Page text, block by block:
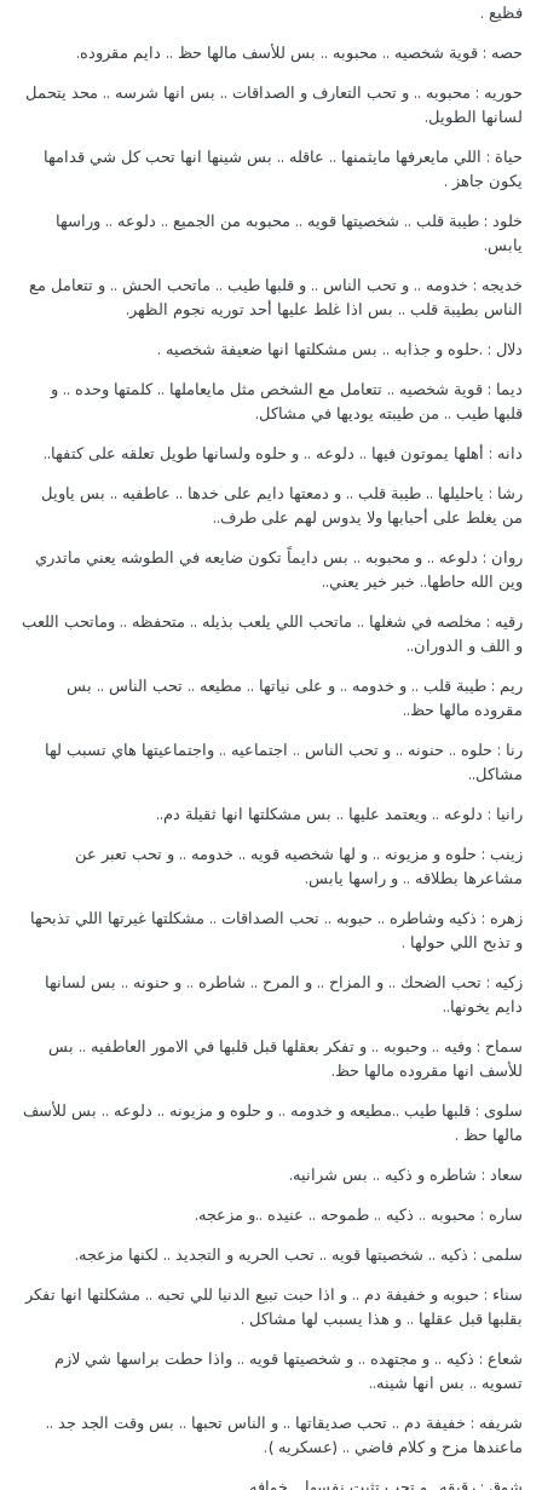
فظيع .
حصه : قوية شخصيه .. محبوبه .. بس للأسف مالها حظ .. دايم مقروده.
حوريه : محبوبه .. و تحب التعارف و الصداقات .. بس انها شرسه .. محد يتحمل
لسانها الطويل.
حياة : اللي مايعرفها مايثمنها .. عاقله .. بس شينها انها تحب كل شي قدامها
يكون جاهز .
خلود : طيبة قلب .. شخصيتها قويه .. محبوبه من الجميع .. دلوعه .. وراسها
يابس.
خديجه : خدومه .. و تحب الناس .. و قلبها طيب .. ماتحب الحش .. و تتعامل مع
الناس بطيبة قلب .. بس اذا غلط عليها أحد توريه نجوم الظهر.
دلال : .حلوه و جذابه .. بس مشكلتها انها ضعيفة شخصيه .
ديما : قوية شخصيه .. تتعامل مع الشخص مثل مايعاملها .. كلمتها وحده .. و
قلبها طيب .. من طيبته يوديها في مشاكل.
دانه : أهلها يموتون فيها .. دلوعه .. و حلوه ولسانها طويل تعلقه على كتفها..
رشا : ياحليلها .. طيبة قلب .. و دمعتها دايم على خدها .. عاطفيه .. بس ياويل
من يغلط على أحبابها ولا يدوس لهم على طرف..
روان : دلوعه .. و محبوبه .. بس دايماً تكون ضايعه في الطوشه يعني ماتدري
وين الله حاطها.. خبر خير يعني..
رقيه : مخلصه في شغلها .. ماتحب اللي يلعب بذيله .. متحفظه .. وماتحب اللعب
و اللف و الدوران..
ريم : طيبة قلب .. و خدومه .. و على نياتها .. مطيعه .. تحب الناس .. بس
مقروده مالها حظ..
رنا : حلوه .. حنونه .. و تحب الناس .. اجتماعيه .. واجتماعيتها هاي تسبب لها
مشاكل..
رانيا : دلوعه .. ويعتمد عليها .. بس مشكلتها انها ثقيلة دم..
زينب : حلوه و مزيونه .. و لها شخصيه قويه .. خدومه .. و تحب تعبر عن
مشاعرها بطلاقه .. و راسها يابس.
زهره : ذكيه وشاطره .. حبوبه .. تحب الصداقات .. مشكلتها غيرتها اللي تذبحها
و تذبح اللي حولها .
زكيه : تحب الضحك .. و المزاح .. و المرح .. شاطره .. و حنونه .. بس لسانها
دايم يخونها..
سماح : وفيه .. وحبوبه .. و تفكر بعقلها قبل قلبها في الامور العاطفيه .. بس
للأسف انها مقروده مالها حظ.
سلوى : قلبها طيب ..مطيعه و خدومه .. و حلوه و مزيونه .. دلوعه .. بس للأسف
مالها حظ .
سعاد : شاطره و ذكيه .. بس شرانيه.
ساره : محبوبه .. ذكيه .. طموحه .. عنيده ..و مزعجه.
سلمى : ذكيه .. شخصيتها قويه .. تحب الحريه و التجديد .. لكنها مزعجه.
سناء : حبوبه و خفيفة دم .. و اذا حبت تبيع الدنيا للي تحبه .. مشكلتها انها تفكر
بقلبها قبل عقلها .. و هذا يسبب لها مشاكل .
شعاع : ذكيه .. و مجتهده .. و شخصيتها قويه .. واذا حطت براسها شي لازم
تسويه .. بس انها شينه..
شريفه : خفيفة دم .. تحب صديقاتها .. و الناس تحبها .. بس وقت الجد جد ..
ماعندها مزح و كلام فاضي .. (عسكريه ).